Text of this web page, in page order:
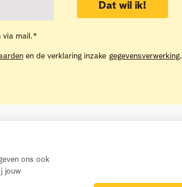
via mail.*
en de verklaring inzake gegevensverwerking.
Dat wil ik!
ons ook
jouw